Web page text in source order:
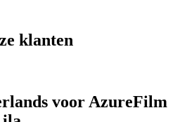
klanten
voor AzureFilm